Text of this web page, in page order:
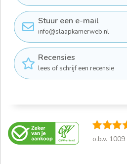
Stuur een e-mail
info@slaapkamerweb.nl
Recensies
lees of schrijf een recensie
o.b.v. 1009